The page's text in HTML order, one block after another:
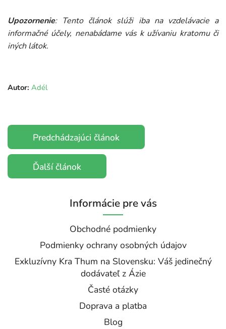
Upozornenie: Tento článok slúži iba na vzdelávacie a
informačné účely, nenabádame vás k užívaniu kratomu či
iných látok.
Autor: Adél
Predchádzajúci článok
Ďalší článok
Informácie pre vás
Obchodné podmienky
Podmienky ochrany osobných údajov
Exkluzívny Kra Thum na Slovensku: Váš jedinečný
dodávateľ z Ázie
Časté otázky
Doprava a platba
Blog